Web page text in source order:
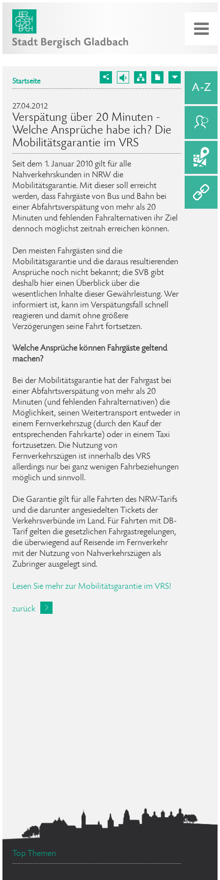
Startseite
27.04.2012
Verspätung über 20 Minuten -
Welche Ansprüche habe ich? Die
Mobilitätsgarantie im VRS
Seit dem 1. Januar 2010 gilt für alle
Nahverkehrskunden in NRW die
Mobilitätsgarantie. Mit dieser soll erreicht
werden, dass Fahrgäste von Bus und Bahn bei
einer Abfahrtsverspätung von mehr als 20
Minuten und fehlenden Fahralternativen ihr Ziel
dennoch möglichst zeitnah erreichen können.
Den meisten Fahrgästen sind die
Mobilitätsgarantie und die daraus resultierenden
Ansprüche noch nicht bekannt; die SVB gibt
deshalb hier einen Überblick über die
wesentlichen Inhalte dieser Gewährleistung. Wer
informiert ist, kann im Verspätungsfall schnell
reagieren und damit ohne größere
Verzögerungen seine Fahrt fortsetzen.
Welche Ansprüche können Fahrgäste geltend
machen?
Bei der Mobilitätsgarantie hat der Fahrgast bei
einer Abfahrtsverspätung von mehr als 20
Minuten (und fehlenden Fahralternativen) die
Möglichkeit, seinen Weitertransport entweder in
einem Fernverkehrszug (durch den Kauf der
entsprechenden Fahrkarte) oder in einem Taxi
fortzusetzen. Die Nutzung von
Fernverkehrszügen ist innerhalb des VRS
allerdings nur bei ganz wenigen Fahrbeziehungen
möglich und sinnvoll.
Die Garantie gilt für alle Fahrten des NRW-Tarifs
und die darunter angesiedelten Tickets der
Verkehrsverbünde im Land. Für Fahrten mit DB-
Tarif gelten die gesetzlichen Fahrgastregelungen,
die überwiegend auf Reisende im Fernverkehr
mit der Nutzung von Nahverkehrszügen als
Zubringer ausgelegt sind.
Lesen Sie mehr zur Mobilitätsgarantie im VRS!
zurück
Top Themen